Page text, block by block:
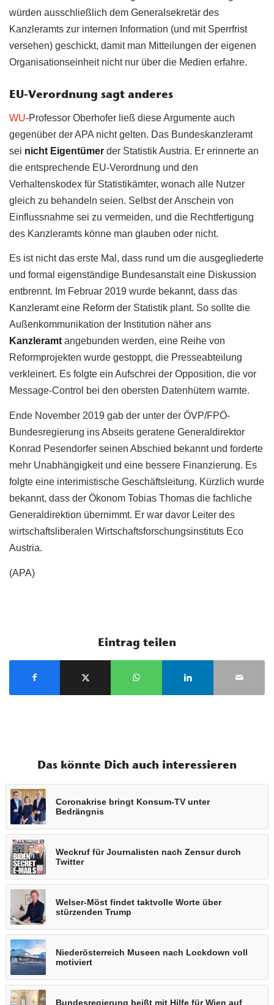
würden ausschließlich dem Generalsekretär des
Kanzleramts zur internen Information (und mit Sperrfrist
versehen) geschickt, damit man Mitteilungen der eigenen
Organisationseinheit nicht nur über die Medien erfahre.
EU-Verordnung sagt anderes
WU-Professor Oberhofer ließ diese Argumente auch
gegenüber der APA nicht gelten. Das Bundeskanzleramt
sei nicht Eigentümer der Statistik Austria. Er erinnerte an
die entsprechende EU-Verordnung und den
Verhaltenskodex für Statistikämter, wonach alle Nutzer
gleich zu behandeln seien. Selbst der Anschein von
Einflussnahme sei zu vermeiden, und die Rechtfertigung
des Kanzleramts könne man glauben oder nicht.
Es ist nicht das erste Mal, dass rund um die ausgegliederte
und formal eigenständige Bundesanstalt eine Diskussion
entbrennt. Im Februar 2019 wurde bekannt, dass das
Kanzleramt eine Reform der Statistik plant. So sollte die
Außenkommunikation der Institution näher ans
Kanzleramt angebunden werden, eine Reihe von
Reformprojekten wurde gestoppt, die Presseabteilung
verkleinert. Es folgte ein Aufschrei der Opposition, die vor
Message-Control bei den obersten Datenhütern warnte.
Ende November 2019 gab der unter der ÖVP/FPÖ-
Bundesregierung ins Abseits geratene Generaldirektor
Konrad Pesendorfer seinen Abschied bekannt und forderte
mehr Unabhängigkeit und eine bessere Finanzierung. Es
folgte eine interimistische Geschäftsleitung. Kürzlich wurde
bekannt, dass der Ökonom Tobias Thomas die fachliche
Generaldirektion übernimmt. Er war davor Leiter des
wirtschaftsliberalen Wirtschaftsforschungsinstituts Eco
Austria.
(APA)
Eintrag teilen
Das könnte Dich auch interessieren
Coronakrise bringt Konsum-TV unter
Bedrängnis
Weckruf für Journalisten nach Zensur durch
Twitter
Welser-Möst findet taktvolle Worte über
stürzenden Trump
Niederösterreich Museen nach Lockdown voll
motiviert
Bundesregierung beißt mit Hilfe für Wien auf